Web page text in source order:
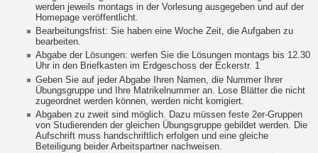
werden jeweils montags in der Vorlesung ausgegeben und auf der
Homepage veröffentlicht.
Bearbeitungsfrist: Sie haben eine Woche Zeit, die Aufgaben zu
bearbeiten.
Abgabe der Lösungen: werfen Sie die Lösungen montags bis 12.30
Uhr in den Briefkasten im Erdgeschoss der Eckerstr. 1
Geben Sie auf jeder Abgabe Ihren Namen, die Nummer Ihrer
Übungsgruppe und Ihre Matrikelnummer an. Lose Blätter die nicht
zugeordnet werden können, werden nicht korrigiert.
Abgaben zu zweit sind möglich. Dazu müssen feste 2er-Gruppen
von Studierenden der gleichen Übungsgruppe gebildet werden. Die
Aufschrift muss handschriftlich erfolgen und eine gleiche
Beteiligung beider Arbeitspartner nachweisen.